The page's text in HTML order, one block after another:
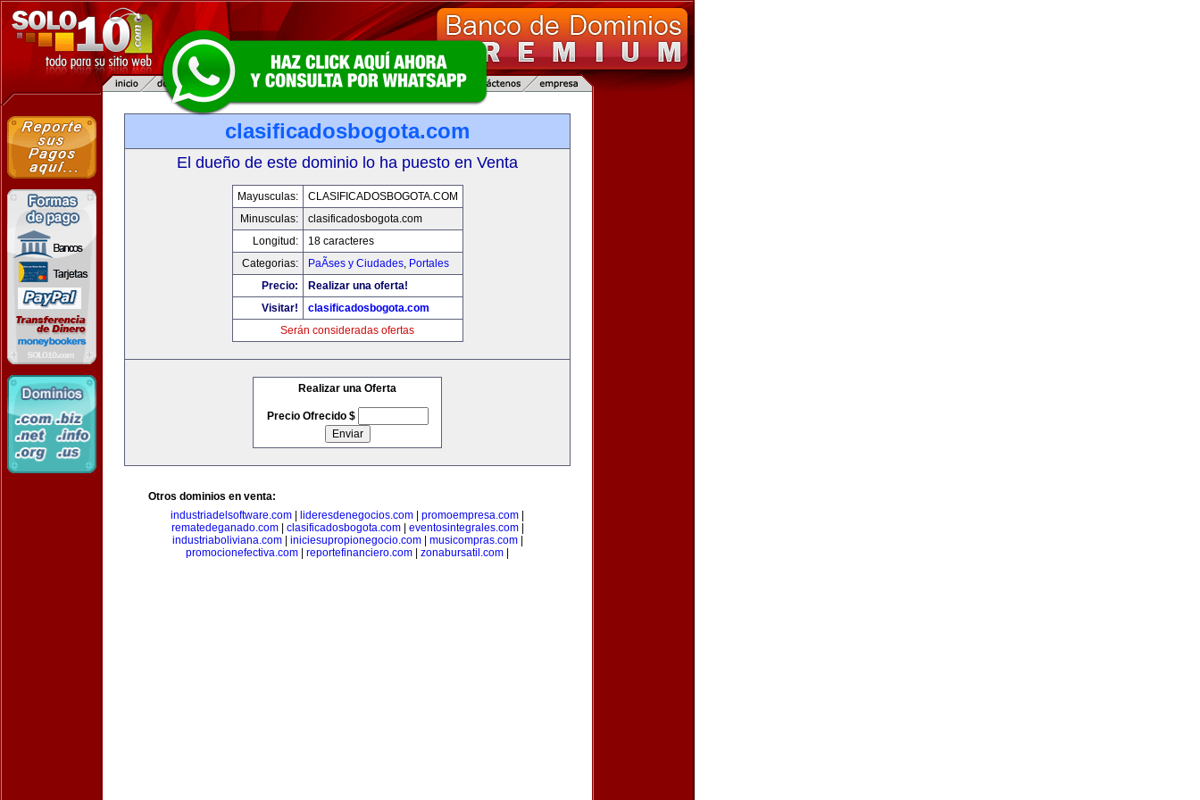
clasificadosbogota.com
El dueño de este dominio lo ha puesto en Venta
Mayusculas:
CLASIFICADOSBOGOTA.COM
Minusculas:
clasificadosbogota.com
Longitud:
18 caracteres
Categorias:
PaÃ­ses y Ciudades, Portales
Precio:
Realizar una oferta!
Visitar!
clasificadosbogota.com
Serán consideradas ofertas
Realizar una Oferta
Precio Ofrecido $
Otros dominios en venta:
industriadelsoftware.com
lideresdenegocios.com promoempresa.com
rematedeganado.com| clasificadosbogota.com| eventosintegrales.com|
industriaboliviana.com| iniciesupropionegocio.com| musicompras.com|
promocionefectiva.com
reportefinanciero.com zonabursatil.com